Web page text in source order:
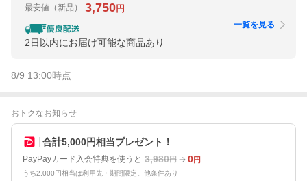
最安値 （新品） 3,750円
2日以内にお届け可能な商品あり
一覧を見る
8/9 13:00時点
おトクなお知らせ
合計5,000円相当プレゼント！
PayPayカード入会特典を使うと 3,980円 0円
うち2,000円相当は利用先・期間限定。他条件あり